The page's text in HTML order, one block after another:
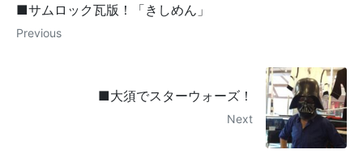
■サムロック瓦版！「きしめん」
Previous
■大須でスターウォーズ！
Next